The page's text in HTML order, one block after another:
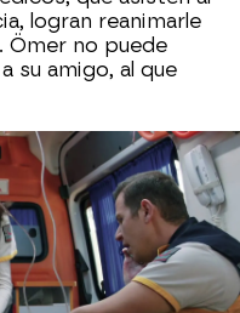
logran reanimarle
Ömer no puede
su amigo, al que
y se quedan
mutuo acuerdo
la madre de Ozan
se debate entra la
al saber